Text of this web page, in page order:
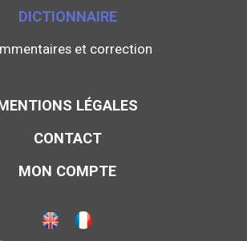
DICTIONNAIRE
et correction
LÉGALES
CONTACT
MON COMPTE